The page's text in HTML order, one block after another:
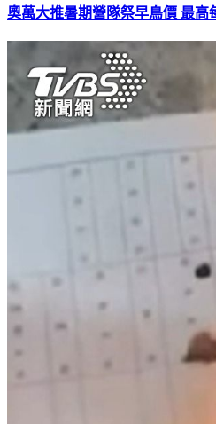
奧萬大推暑期營隊祭早鳥價 最高